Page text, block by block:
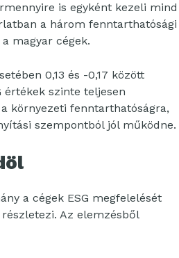
is egyként kezeli mind
a három fenntarthatósági
magyar cégek.
0,13 és -0,17 között
értékek szinte teljesen
környezeti fenntarthatóságra,
szempontból jól működne.
a cégek ESG megfelelését
Az elemzésből